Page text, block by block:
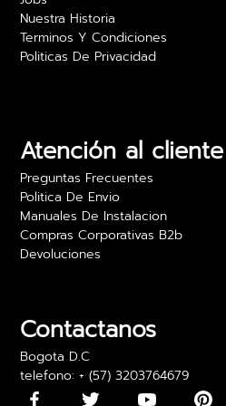
Camilo Rojas
recomiendo para oficinas.
24 abril 2024
Daniela Martínez
doblados. Los pude usar,
15 mayo 2024
Nuestra Historia
Terminos Y Condiciones
Politicas De Privacidad
Atención al cliente
Preguntas Frecuentes
Politica De Envio
Manuales De Instalacion
Compras Corporativas B2b
Devoluciones
Contactanos
Bogota D.C
telefono: + (57) 3203764679